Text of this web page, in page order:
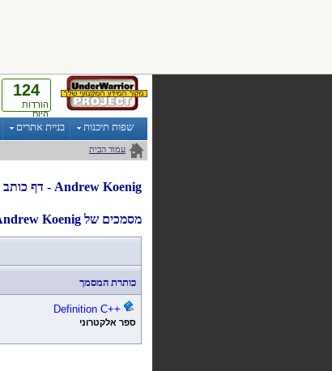
124
הורדות
היום
שפות תיכנות בניית אתרים
עמוד הבית
Andrew Koenig - דף כותב
מסמכים של Andrew Koenig:
כותרת המסמך
C++
Definition
ספר אלקטרוני